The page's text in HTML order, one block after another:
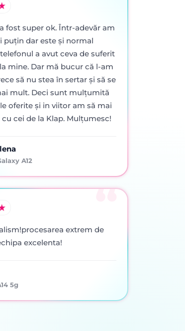
fost super ok. Într-adevăr am
puţin dar este şi normal
a avut ceva de suferit
mine. Dar mă bucur că l-am
să nu stea în sertar şi să se
mult. Deci sunt mulţumită
oferite şi in viitor am să mai
cei de la Klap. Mulţumesc!
A12
extrem de
excelenta!
5g